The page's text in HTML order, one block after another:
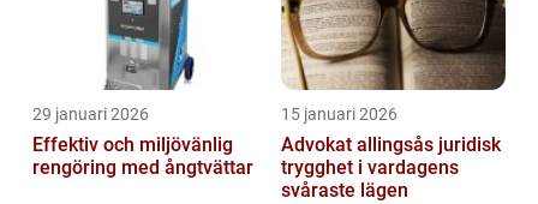
29 januari 2026
Effektiv och miljövänlig
rengöring med ångtvättar
15 januari 2026
Advokat allingsås juridisk
trygghet i vardagens
svåraste lägen